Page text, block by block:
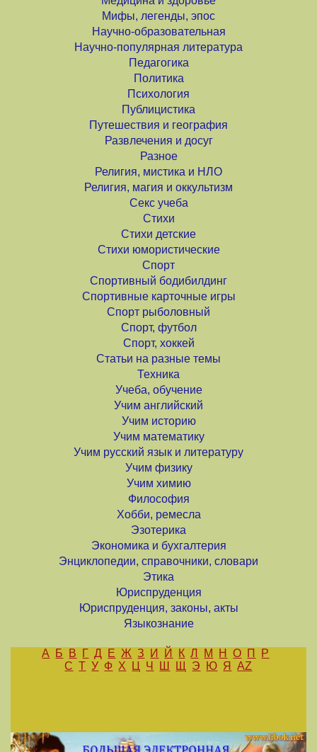
Мифы, легенды, эпос
Научно-образовательная
Научно-популярная литература
Педагогика
Политика
Психология
Публицистика
Путешествия и география
Развлечения и досуг
Разное
Религия, мистика и НЛО
Религия, магия и оккультизм
Секс учеба
Стихи
Стихи детские
Стихи юмористические
Спорт
Спортивный бодибилдинг
Спортивные карточные игры
Спорт рыболовный
Спорт, футбол
Спорт, хоккей
Статьи на разные темы
Техника
Учеба, обучение
Учим английский
Учим историю
Учим математику
Учим русский язык и литературу
Учим физику
Учим химию
Философия
Хобби, ремесла
Эзотерика
Экономика и бухгалтерия
Энциклопедии, справочники, словари
Этика
Юриспруденция
Юриспруденция, законы, акты
Языкознание
А Б В Г Д Е Ж З И Й К Л М Н О П
Р
С Т У Ф Х Ц Ч Ш Щ Э Ю Я AZ